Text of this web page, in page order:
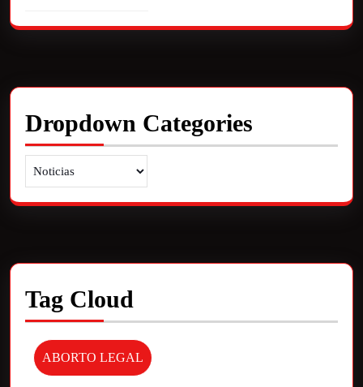
Dropdown Categories
Tag Cloud
ABORTO LEGAL